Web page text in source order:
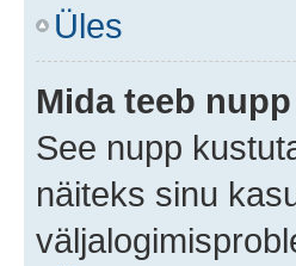
Üles
Mida teeb
See nupp
näiteks sinu